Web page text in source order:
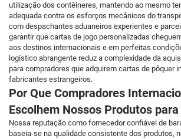
utilização dos contêineres, mantendo ao mesmo
adequada contra os esforços mecânicos do
com despachantes aduaneiros experientes e
garantir que cartas de jogo personalizadas
aos destinos internacionais e em perfeitas
logístico abrangente reduz a complexidade da
para compradores que adquirem cartas de pôquer
fabricantes estrangeiros.
Por Que Compradores
Escolhem Nossos Produtos
Nossa reputação como fornecedor confiável de
baseia-se na qualidade consistente dos produtos,